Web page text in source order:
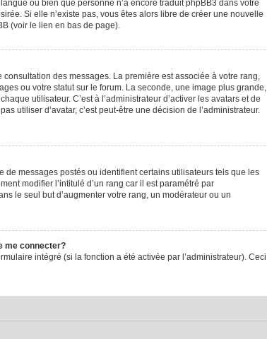
ou bien que personne n’a encore traduit phpBB3 dans votre
Si elle n’existe pas, vous êtes alors libre de créer une nouvelle
(voir le lien en bas de page).
consultation des messages. La première est associée à votre rang,
ou votre statut sur le forum. La seconde, une image plus grande,
utilisateur. C’est à l’administrateur d’activer les avatars et de
utiliser d’avatar, c’est peut-être une décision de l’administrateur.
messages postés ou identifient certains utilisateurs tels que les
modifier l’intitulé d’un rang car il est paramétré par
le seul but d’augmenter votre rang, un modérateur ou un
me connecter?
intégré (si la fonction a été activée par l’administrateur). Ceci